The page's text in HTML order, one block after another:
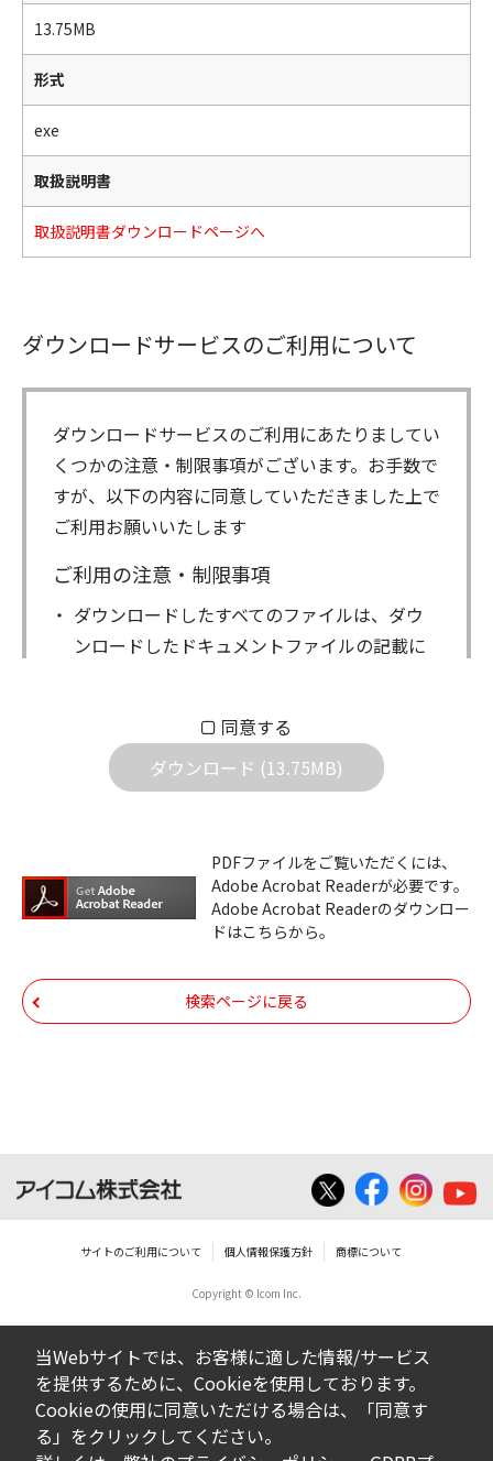
13.75MB
形式
exe
取扱説明書
取扱説明書ダウンロードページへ
ダウンロードサービスのご利用について
ダウンロードサービスのご利用にあたりましてい
くつかの注意・制限事項がございます。お手数で
すが、以下の内容に同意していただきました上で
ご利用お願いいたします
ご利用の注意・制限事項
ダウンロードしたすべてのファイルは、ダウ
ンロードしたドキュメントファイルの記載に
社は一切の責任を負いません。また、ファイ
ルの内容などの変更は一切行わないでくださ
機器のコントロールコマンドの仕様書、およ
びその他すべてのダウンロードファイルにつ
いての著作権を含むすべての権利は、アイコ
帰属します。ダウンロードしたファイルは、
個人で使用される以外にはご使用できませ
せんのでご了承ください。
告なく改良及び変更される場合があります。
ダウンロードサービスに掲載していますBIOS/
ファームウェアデータにつきましては、パソ
コンの基本システムを制御する重要なデータ
ですから、データの書換中に誤操作や中断に
よって失敗した場合、パソコンが正常に動作
しなくなります。お客様がBIOS/ファームウェ
同意する
ダウンロード (13.75MB)
PDFファイルをご覧いただくには、
Adobe Acrobat Readerが必要です。
Adobe Acrobat Readerのダウンロー
ドはこちらから。
検索ページに戻る
サイトのご利用について 個人情報保護方針 商標について
Copyright © Icom Inc.
当Webサイトでは、お客様に適した情報/サービス
を提供するために、Cookieを使用しております。
Cookieの使用に同意いただける場合は、「同意す
る」をクリックしてください。